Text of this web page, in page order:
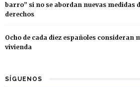
barro” si no se abordan nuevas medidas
derechos
Ocho de cada diez españoles consideran
vivienda
SÍGUENOS